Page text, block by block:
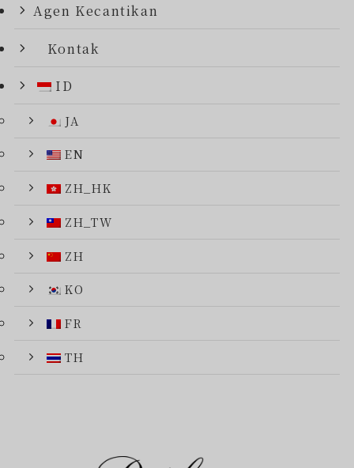
Agen Kecantikan
Kontak
ID
JA
EN
ZH_HK
ZH_TW
ZH
KO
FR
TH